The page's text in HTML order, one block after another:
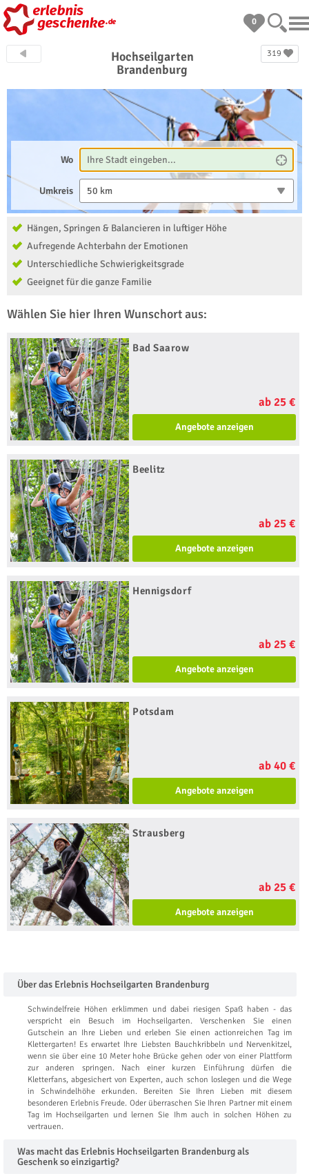
0
319
Hochseilgarten
Brandenburg
Wo
Umkreis 50 km
Hängen, Springen & Balancieren in luftiger Höhe
Aufregende Achterbahn der Emotionen
Unterschiedliche Schwierigkeitsgrade
Geeignet für die ganze Familie
Wählen Sie hier Ihren Wunschort aus:
Bad Saarow
ab 25 €
Angebote anzeigen
Beelitz
ab 25 €
Angebote anzeigen
Hennigsdorf
ab 25 €
Angebote anzeigen
Potsdam
ab 40 €
Angebote anzeigen
Strausberg
ab 25 €
Angebote anzeigen
Über das Erlebnis Hochseilgarten Brandenburg
Schwindelfreie Höhen erklimmen und dabei riesigen Spaß haben - das
verspricht ein Besuch im Hochseilgarten. Verschenken Sie einen
Gutschein an Ihre Lieben und erleben Sie einen actionreichen Tag im
Klettergarten! Es erwartet Ihre Liebsten Bauchkribbeln und Nervenkitzel,
wenn sie über eine 10 Meter hohe Brücke gehen oder von einer Plattform
zur anderen springen. Nach einer kurzen Einführung dürfen die
Kletterfans, abgesichert von Experten, auch schon loslegen und die Wege
in Schwindelhöhe erkunden. Bereiten Sie Ihren Lieben mit diesem
besonderen Erlebnis Freude. Oder überraschen Sie Ihren Partner mit einem
Tag im Hochseilgarten und lernen Sie Ihm auch in solchen Höhen zu
vertrauen.
Was macht das Erlebnis Hochseilgarten Brandenburg als
Geschenk so einzigartig?